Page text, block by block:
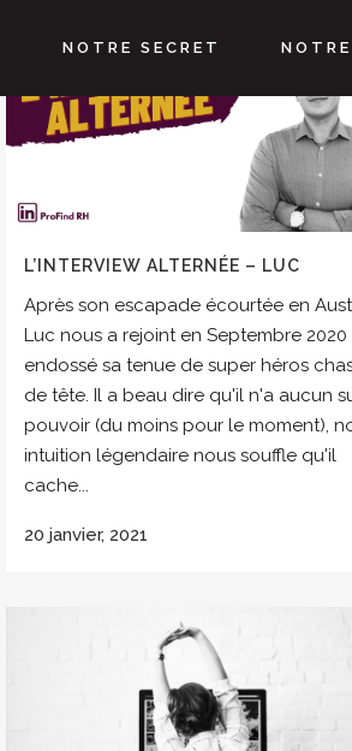
NOTRE SECRET
L’INTERVIEW ALTERNÉE – LUC
Après son escapade écourtée en
Luc nous a rejoint en Septembre 2020
endossé sa tenue de super héros
de tête. Il a beau dire qu'il n'a aucun
pouvoir (du moins pour le moment),
intuition légendaire nous souffle qu'il
cache...
20 janvier, 2021